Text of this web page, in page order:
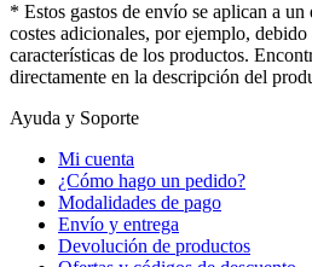
* Estos gastos de envío se aplican a un
costes adicionales, por ejemplo,
características de los productos.
directamente en la descripción del
Ayuda y Soporte
Mi cuenta
¿Cómo hago un pedido?
Modalidades de pago
Envío y entrega
Devolución de productos